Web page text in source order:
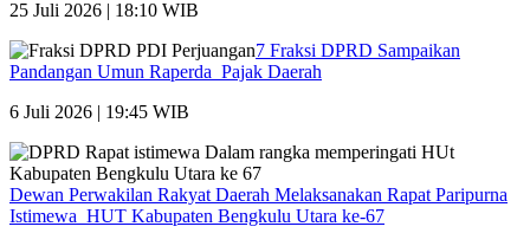
25 Juli 2026 | 18:10 WIB
7 Fraksi DPRD Sampaikan
Pandangan Umun Raperda Pajak Daerah
6 Juli 2026 | 19:45 WIB
Dewan Perwakilan Rakyat Daerah Melaksanakan Rapat Paripurna
Istimewa HUT Kabupaten Bengkulu Utara ke-67